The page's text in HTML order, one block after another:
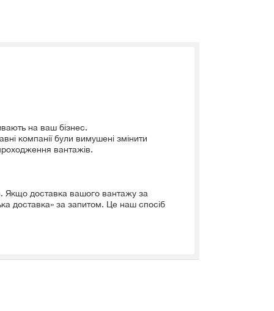
на ваш бізнес.
компанії були вимушені змінити
вантажів.
Якщо доставка вашого вантажу за
доставка» за запитом. Це наш спосіб